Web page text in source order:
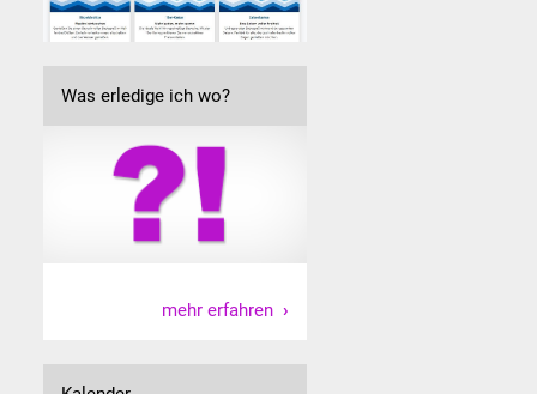
Was erledige ich wo?
mehr erfahren